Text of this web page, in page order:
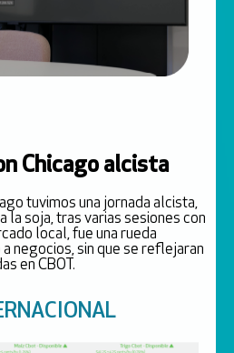
Chicago alcista
tuvimos una jornada alcista,
la soja, tras varias sesiones con
local, fue una rueda
negocios, sin que se reflejaran
en CBOT.